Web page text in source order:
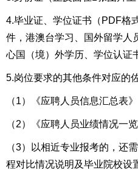
4.毕业证、学位证书（PDF格
件，港澳台学习、国外留学人
心国（境）外学历、学位认证
5.岗位要求的其他条件对应的
（1）《应聘人员信息汇总表》
（2）《应聘人员业绩情况一
（3）以相近专业报考的，还
程对比情况说明及毕业院校设